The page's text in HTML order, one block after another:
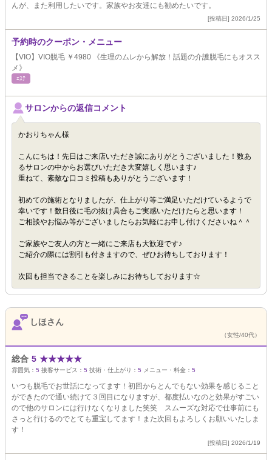
んが、また利用したいです。家族やお友達にも勧めたいです。
[投稿日] 2026/1/25
予約時のクーポン・メニュー
【VIO】VIO脱毛 ￥4980 《生理のムレから解放！話題の介護脱毛にもオスス
メ》
ｴｽﾃ
サロンからの返信コメント
かおりちゃん様
こんにちは！先日はご来店いただき誠にありがとうございました！数あ
るサロンの中からお選びいただき大変嬉しく思います♪
重ねて、素敵な口コミ投稿もありがとうございます！
初めての施術となりましたが、仕上がり等ご満足いただけているようで
幸いです！数日後に毛の抜け具合もご実感いただけたらと思います！
ご相談やお悩み等がございましたらお気軽にお申し付けくださいね＾＾
ご家族やご友人の方と一緒にご来店も大歓迎です♪
ご紹介の際には割引も付きますので、ぜひお待ちしております！
次回も担当できることを楽しみにお待ちしております☆
しほさん
（女性/40代）
総合 5 ★★★★★
雰囲気： 5 接客サービス： 5 技術・仕上がり： 5 メニュー・料金： 5
いつも脱毛でお世話になってます！初回からとんでもない効果を感じること
ができたので通い続けて３回目になりますが、都度払いなのと効果がすごい
ので他のサロンには行けなくなりました笑笑 スムーズな対応で仕事前にも
さっと行けるのでとても重宝してます！また次回もよろしくお願いいたしま
す！
[投稿日] 2026/1/19